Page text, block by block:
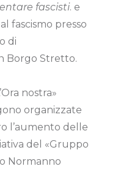
fascisti. e
fascismo presso
di
Borgo Stretto.
nostra»
organizzate
l’aumento delle
del «Gruppo
Normanno